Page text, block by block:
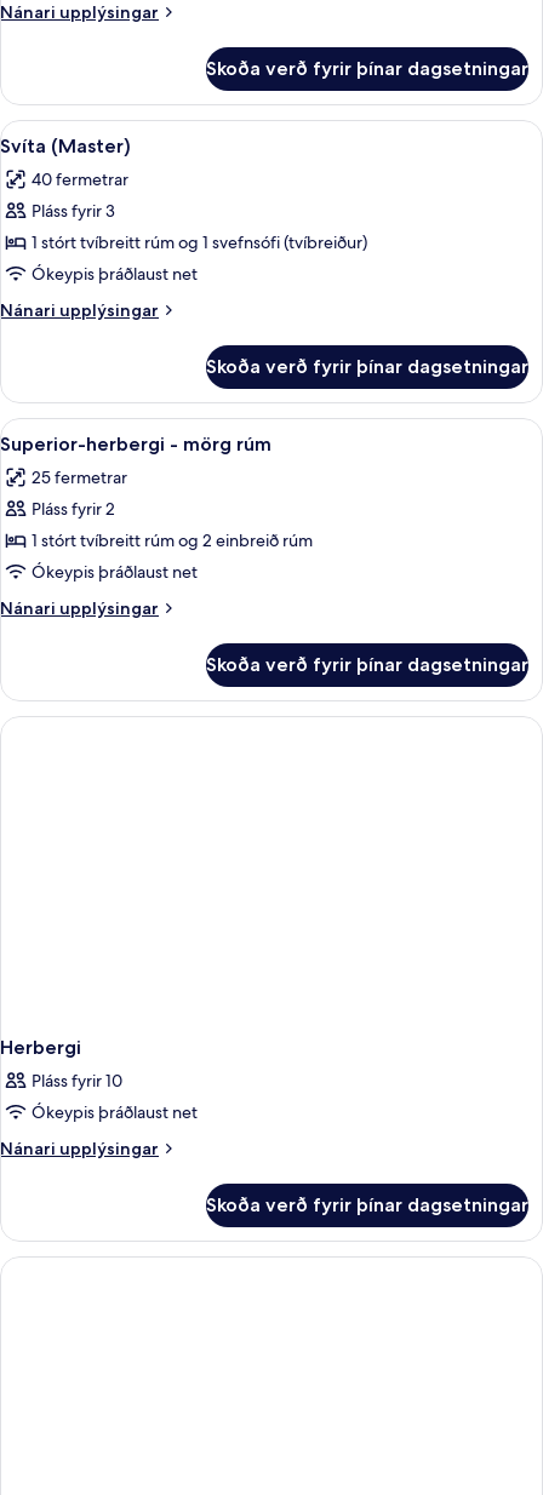
tvo,
rúm
(Plus)
Nánari upplýsingar
Nánari
herbergi
fyrir
tvo,
rúm
(Plus)
Skoða verð fyrir þínar dagsetningar
Skoða
allar
myndir
fyrir
Svíta
(Master)
Svíta (Master) | Skrifborð,
8
Svíta (Master)
40 fermetrar
Pláss fyrir 3
1 stórt tvíbreitt rúm og 1 svefnsófi (tvíbreiður)
Ókeypis þráðlaust net
Nánari upplýsingar
Nánari
(Master)
Skoða verð fyrir þínar dagsetningar
Skoða
allar
myndir
fyrir
Superior-
herbergi
-
mörg
Superior-herbergi - mörg rúm |
7
Superior-herbergi - mörg rúm
25 fermetrar
Pláss fyrir 2
1 stórt tvíbreitt rúm og 2 einbreið rúm
Ókeypis þráðlaust net
Nánari upplýsingar
Nánari
herbergi
mörg
Skoða verð fyrir þínar dagsetningar
Herbergi
Pláss fyrir 10
Ókeypis þráðlaust net
Nánari upplýsingar
Nánari
Skoða verð fyrir þínar dagsetningar